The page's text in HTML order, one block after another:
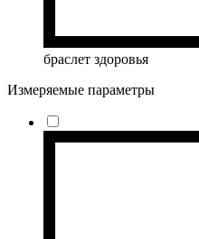
браслет здоровья
Измеряемые параметры